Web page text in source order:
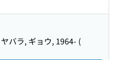
バラ, ギョウ, 1964- (